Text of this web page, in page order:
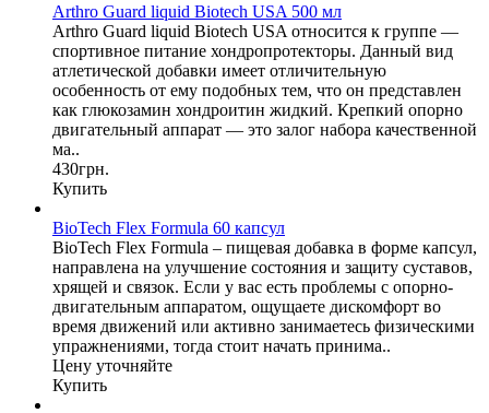
Arthro Guard liquid Biotech USA 500 мл
Arthro Guard liquid Biotech USA относится к группе —
спортивное питание хондропротекторы. Данный вид
атлетической добавки имеет отличительную
особенность от ему подобных тем, что он представлен
как глюкозамин хондроитин жидкий. Крепкий опорно
двигательный аппарат — это залог набора качественной
ма..
430грн.
Купить
BioTech Flex Formula 60 капсул
BioTech Flex Formula – пищевая добавка в форме капсул,
направлена на улучшение состояния и защиту суставов,
хрящей и связок. Если у вас есть проблемы с опорно-
двигательным аппаратом, ощущаете дискомфорт во
время движений или активно занимаетесь физическими
упражнениями, тогда стоит начать принима..
Цену уточняйте
Купить